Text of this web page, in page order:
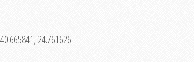
40.665841, 24.761626